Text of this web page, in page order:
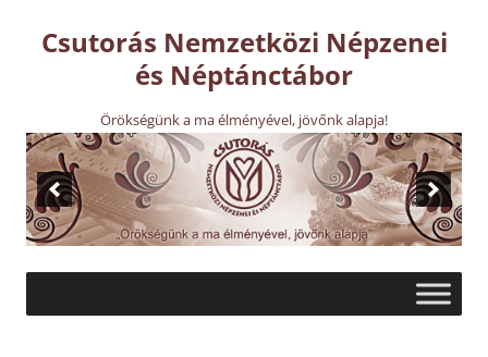
tartalomba
Csutorás Nemzetközi Népzenei
és Néptánctábor
Örökségünk a ma élményével, jövőnk alapja!